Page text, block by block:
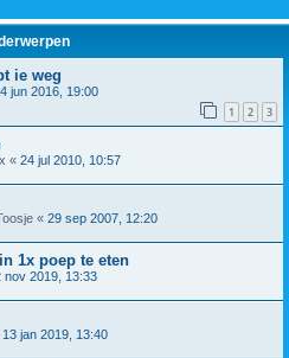
ie weg
jun 2016, 19:00
1 2 3
« 24 jul 2010, 10:57
« 29 sep 2007, 12:20
1x poep te eten
nov 2019, 13:33
13 jan 2019, 13:40